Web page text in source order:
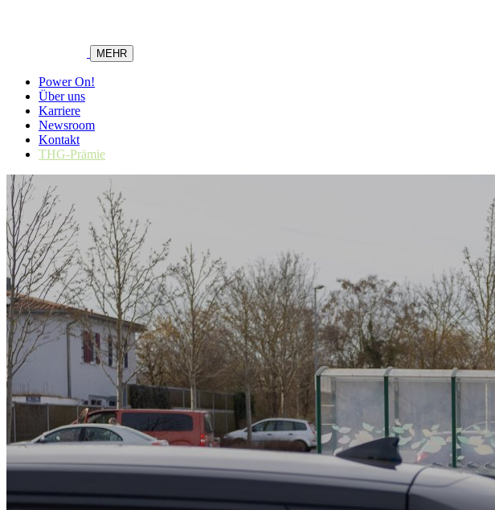
MEHR
Power On!
Über uns
Karriere
Newsroom
Kontakt
THG-Prämie